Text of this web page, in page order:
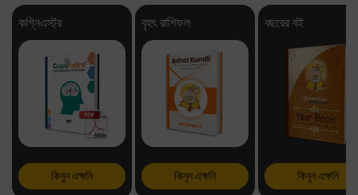
কগ্নিএস্ট্র
কিনুন এক্ষনি
বৃহৎ রাশিফল
কিনুন এক্ষনি
বছরের বই
কিনুন এক্ষনি